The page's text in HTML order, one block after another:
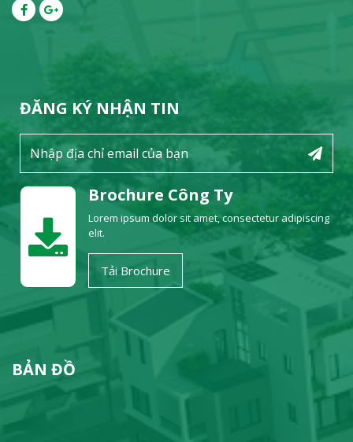
ĐĂNG KÝ NHẬN TIN
Brochure Công Ty
Lorem ipsum dolor sit amet, consectetur adipiscing
elit.
Tải Brochure
BẢN ĐỒ